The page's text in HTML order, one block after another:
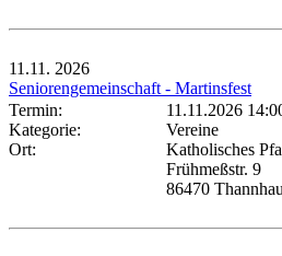
11.11. 2026
Seniorengemeinschaft - Martinsfest
Termin:
11.11.2026
Kategorie:
Vereine
Ort:
Katholisches
Frühmeßstr. 9
86470